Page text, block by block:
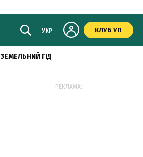
УКР КЛУБ УП
ЗЕМЕЛЬНИЙ ГІД
РЕКЛАМА: